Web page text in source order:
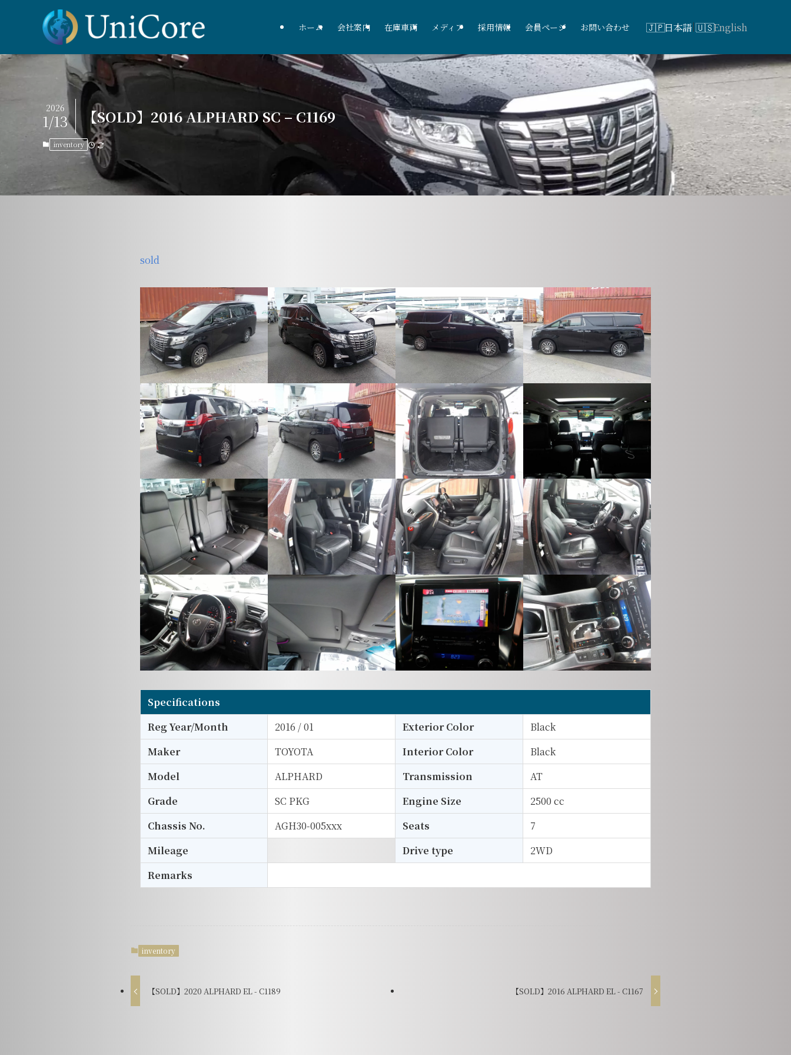
ホーム 会社案内 在庫車両 メディア 採用情報 会員ページ お問い合わせ English
日本語
【SOLD】2016 ALPHARD SC – C1169
2026
1/13
inventory
sold
Specifications
Reg Year/Month
2016 / 01 Exterior Color
Black
Maker
TOYOTA Interior Color
Black
Model
ALPHARD Transmission
AT
Grade
SC PKG Engine Size
2500 cc
Chassis No.
AGH30-005xxx Seats
7
Mileage
Drive type
2WD
Remarks
inventory
【SOLD】2020 ALPHARD EL - C1189 【SOLD】2016 ALPHARD EL - C1167